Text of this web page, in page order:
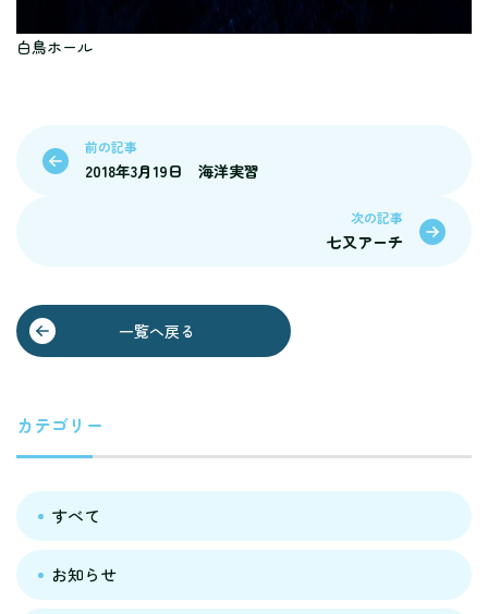
白鳥ホール
前の記事
2018年3月19日 海洋実習
次の記事
七又アーチ
一覧へ戻る
カテゴリー
すべて
お知らせ